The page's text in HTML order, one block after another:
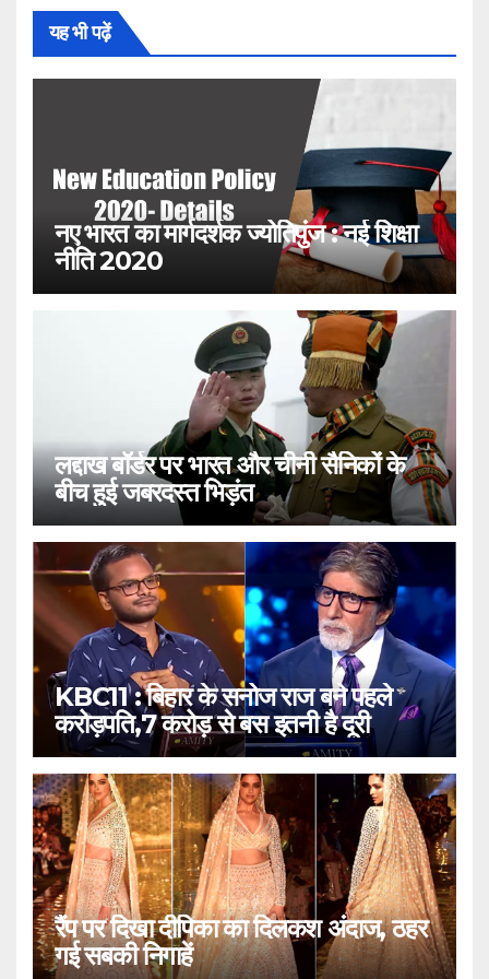
यह भी पढ़ें
नए भारत का मार्गदर्शक ज्योतिपुंज : नई शिक्षा
नीति 2020
लद्दाख बॉर्डर पर भारत और चीनी सैनिकों के
बीच हुई जबरदस्त भिड़ंत
KBC11 : बिहार के सनोज राज बने पहले
करोड़पति,7 करोड़ से बस इतनी है दूरी
रैंप पर दिखा दीपिका का दिलकश अंदाज, ठहर
गई सबकी निगाहें